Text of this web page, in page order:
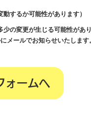
動するか可能性があります）
の変更が生じる可能性があり
メールでお知らせいたします
ォームへ